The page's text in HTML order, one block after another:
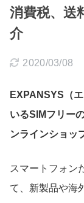
消費税、送
介
2020/03/08
EXPANSYS（
いるSIMフリー
ンラインショッ
スマートフォン
て、新製品や海